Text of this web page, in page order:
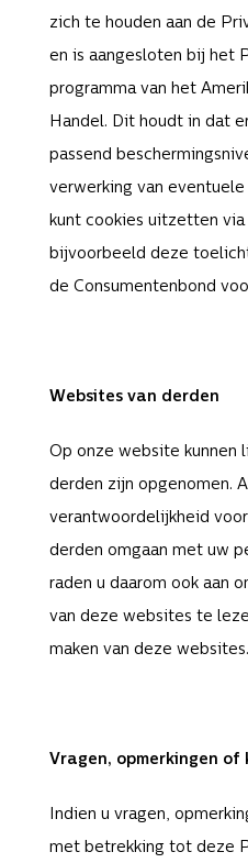
zich te houden aan de
en is aangesloten bij het
programma van het
Handel. Dit houdt in dat
passend
verwerking van
kunt cookies uitzetten via
bijvoorbeeld deze
de Consumentenbond
Websites van derden
Op onze website kunnen
derden zijn opgenomen.
verantwoordelijkheid
derden omgaan met uw
raden u daarom ook aan
van deze websites te
maken van deze websites.
Vragen, opmerkingen of
Indien u vragen,
met betrekking tot deze